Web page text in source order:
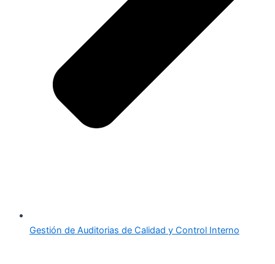
Gestión de Auditorias de Calidad y Control Interno